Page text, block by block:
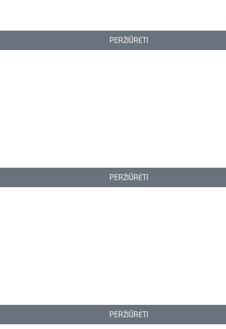
PERŽIŪRĖTI
PERŽIŪRĖTI
PERŽIŪRĖTI